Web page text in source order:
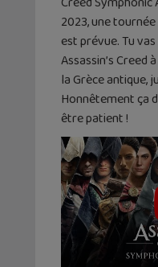
2023, une
est prévue. Tu
Assassin’s Creed
la Grèce antique,
Honnêtement ça
être patient !